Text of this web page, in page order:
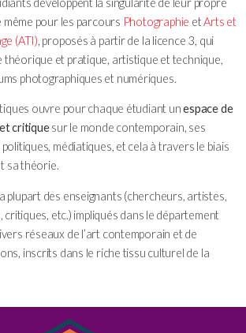
même pour les parcours Photographie etArts et
(ATI), proposés à partir de la licence 3, qui
théorique et pratique, artistique et technique,
photographiques et numériques.
ouvre pour chaque étudiant unespace de
critiquesur le monde contemporain, ses
médiatiques, et cela à travers le biais
sa théorie.
plupart des enseignants (chercheurs, artistes,
etc.) impliqués dans le département
réseaux de l’art contemporain et de
inscrits dans le riche tissu culturel de la